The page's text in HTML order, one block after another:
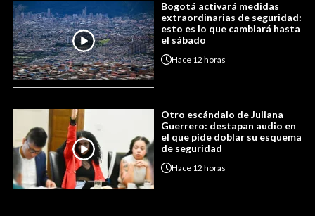
Bogotá activará medidas
extraordinarias de seguridad:
esto es lo que cambiará hasta
el sábado
Hace 12 horas
Otro escándalo de Juliana
Guerrero: destapan audio en
el que pide doblar su esquema
de seguridad
Hace 12 horas